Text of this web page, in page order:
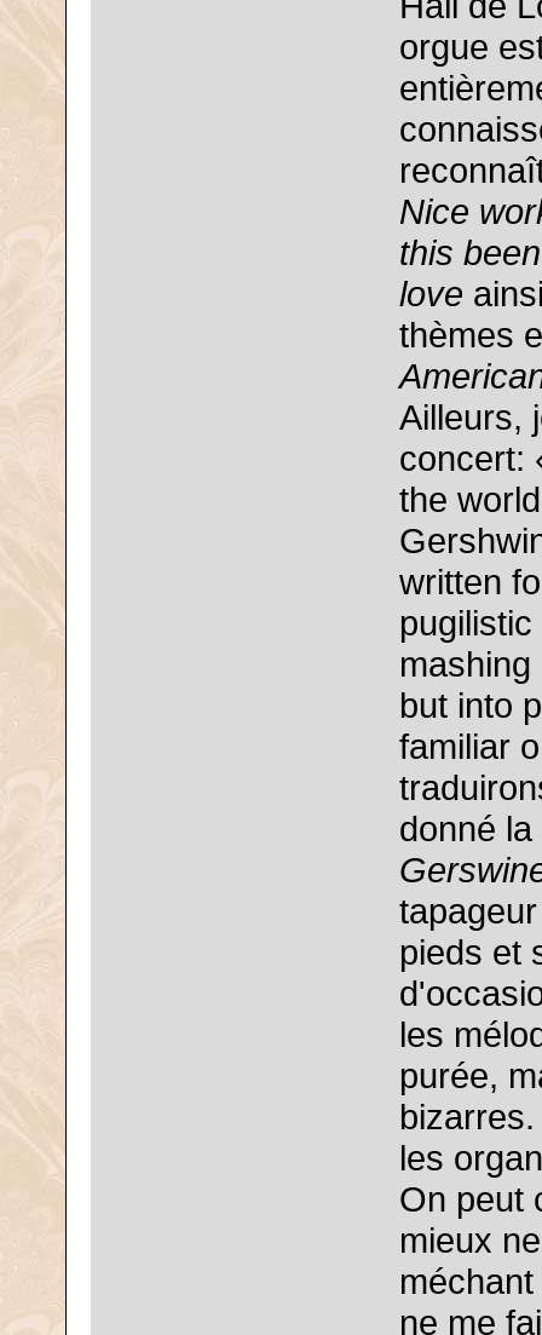
orgue
Nice
this
love
thèmes
Ailleurs,
concert:
the
written
but into
familiar
donné
pieds et
les
purée,
les
On peut
mieux
ne me